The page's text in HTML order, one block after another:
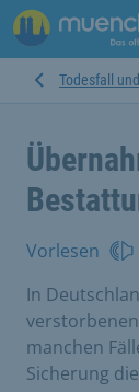
Todesfall
Vorlesen
In
manchen
Sicherung